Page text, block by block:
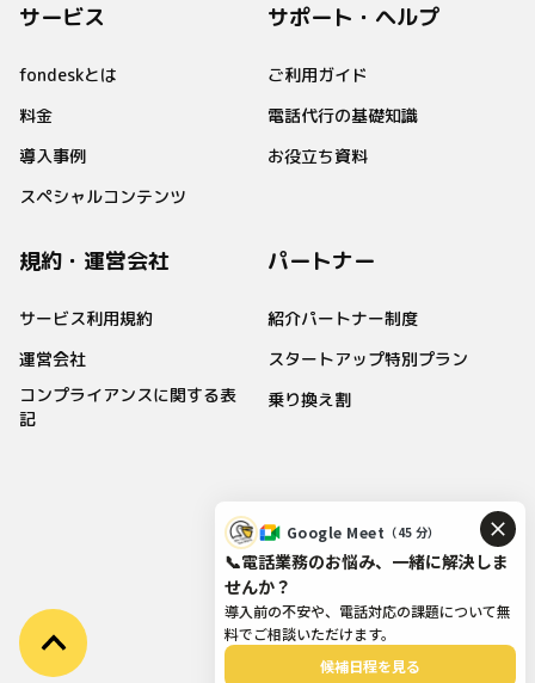
サービス
fondeskとは
料金
導入事例
スペシャルコンテンツ
サポート・ヘルプ
ご利用ガイド
電話代行の基礎知識
お役立ち資料
規約・運営会社
サービス利用規約
運営会社
コンプライアンスに関する表
記
パートナー
紹介パートナー制度
スタートアップ特別プラン
乗り換え割